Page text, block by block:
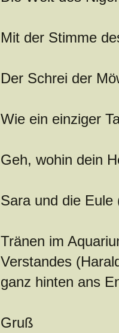
Mit der Stimme
Der Schrei der
Wie ein einziger
Geh, wohin dein
Sara und die
Tränen im
Verstandes
ganz hinten ans
Gruß